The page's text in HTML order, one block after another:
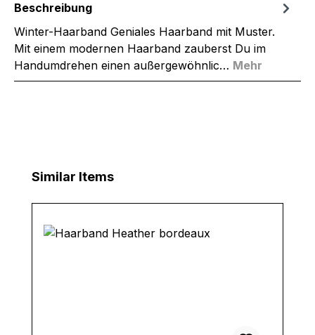
Beschreibung
Winter-Haarband Geniales Haarband mit Muster.
Mit einem modernen Haarband zauberst Du im
Handumdrehen einen außergewöhnlic… Mehr
Produktgalerie überspringen
Similar Items